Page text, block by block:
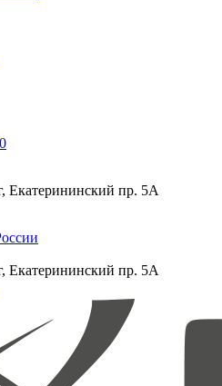
0
Екатерининский пр. 5А
Екатерининский пр. 5А